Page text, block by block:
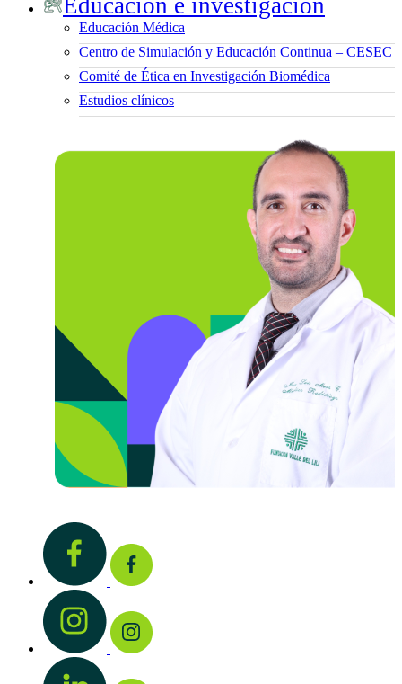
Educación Médica
Centro de Simulación y Educación Continua – CESEC
Comité de Ética en Investigación Biomédica
Estudios clínicos